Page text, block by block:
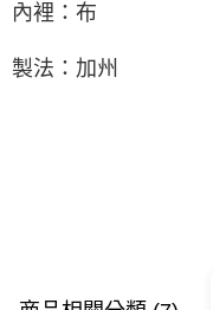
內裡：布
製法：加州